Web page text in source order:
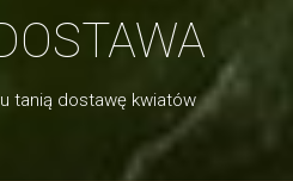
tanią dostawę kwiatów